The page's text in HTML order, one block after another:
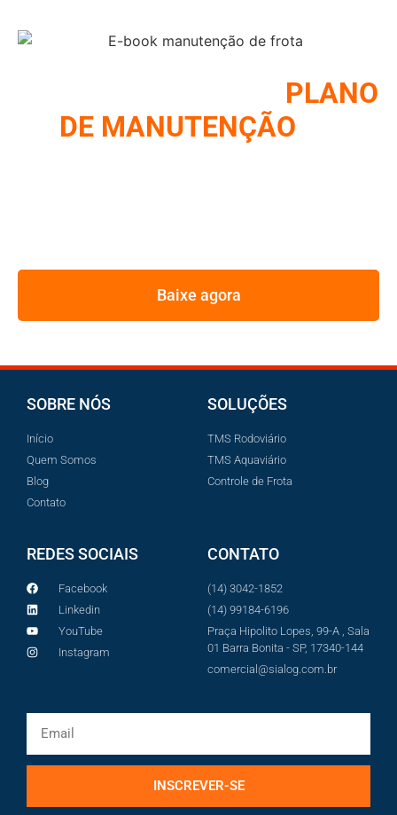
PLANO
DE MANUTENÇÃO
Baixe agora
SOBRE NÓS
Início
Quem Somos
Blog
Contato
SOLUÇÕES
TMS Rodoviário
TMS Aquaviário
Controle de Frota
REDES SOCIAIS
Facebook
Linkedin
YouTube
Instagram
CONTATO
(14) 3042-1852
(14) 99184-6196
Praça Hipolito Lopes, 99-A , Sala
01 Barra Bonita - SP, 17340-144
comercial@sialog.com.br
INSCREVER-SE